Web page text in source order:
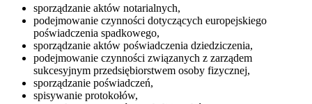
sporządzanie aktów notarialnych,
podejmowanie czynności dotyczących europejskiego
poświadczenia spadkowego,
sporządzanie aktów poświadczenia dziedziczenia,
podejmowanie czynności związanych z zarządem
sukcesyjnym przedsiębiorstwem osoby fizycznej,
sporządzanie poświadczeń,
spisywanie protokołów,